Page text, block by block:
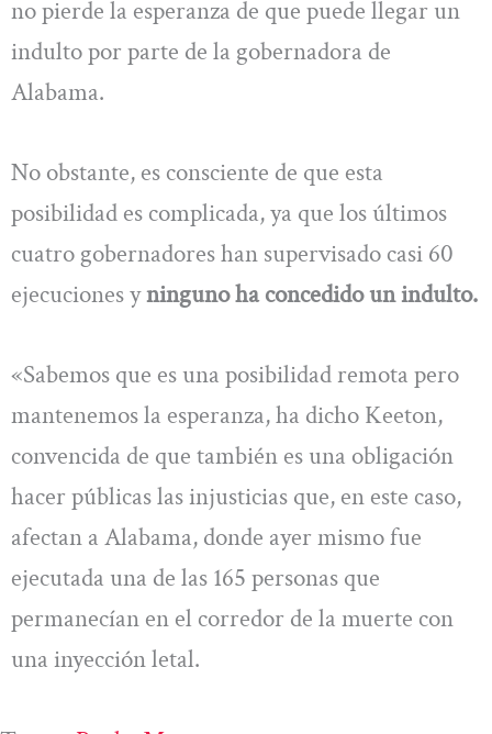
no pierde la esperanza de que puede llegar un
indulto por parte de la gobernadora de
Alabama.
No obstante, es consciente de que esta
posibilidad es complicada, ya que los últimos
cuatro gobernadores han supervisado casi 60
ejecuciones yninguno ha concedido un indulto.
«Sabemos que es una posibilidad remota pero
mantenemos la esperanza, ha dicho Keeton,
convencida de que también es una obligación
hacer públicas las injusticias que, en este caso,
afectan a Alabama, donde ayer mismo fue
ejecutada una de las 165 personas que
permanecían en el corredor de la muerte con
una inyección letal.